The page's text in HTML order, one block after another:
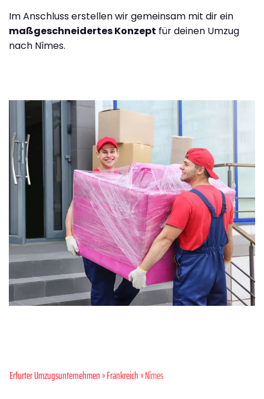
Im Anschluss erstellen wir gemeinsam mit dir ein
maßgeschneidertes Konzept für deinen Umzug
nach Nîmes.
Erfurter Umzugsunternehmen»Frankreich» Nîmes